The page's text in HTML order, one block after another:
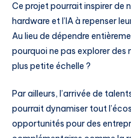
Ce projet pourrait inspirer de
hardware et l’IA à repenser
Au lieu de dépendre
pourquoi ne pas explorer des
plus petite échelle ?
Par ailleurs, l’arrivée de
pourrait dynamiser tout
opportunités pour des